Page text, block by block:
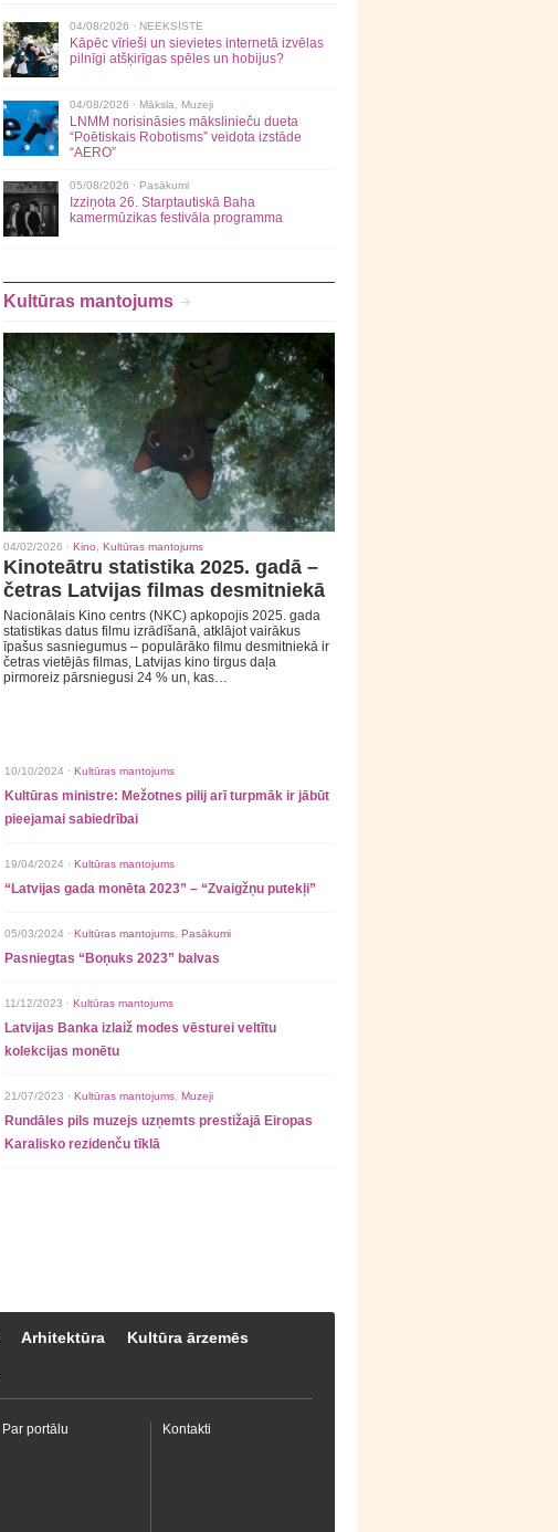
04/08/2026 · NEEKSISTE
Kāpēc vīrieši un sievietes internetā izvēlas
pilnīgi atšķirīgas spēles un hobijus?
04/08/2026 · Māksla Muzeji
LNMM norisināsies mākslinieču dueta
“Poētiskais Robotisms” veidota izstāde
“AERO”
05/08/2026 · Pasākumi
Izziņota 26. Starptautiskā Baha
kamermūzikas festivāla programma
Kultūras mantojums
04/02/2026 · Kino Kultūras mantojums
Kinoteātru statistika 2025. gadā –
četras Latvijas filmas desmitniekā
Nacionālais Kino centrs (NKC) apkopojis 2025. gada
statistikas datus filmu izrādīšanā, atklājot vairākus
īpašus sasniegumus – populārāko filmu desmitniekā ir
četras vietējās filmas, Latvijas kino tirgus daļa
pirmoreiz pārsniegusi 24 % un, kas…
10/10/2024 · Kultūras mantojums
Kultūras ministre: Mežotnes pilij arī turpmāk ir jābūt
pieejamai sabiedrībai
19/04/2024 · Kultūras mantojums
“Latvijas gada monēta 2023” – “Zvaigžņu putekļi”
05/03/2024 · Kultūras mantojums Pasākumi
Pasniegtas “Boņuks 2023” balvas
11/12/2023 · Kultūras mantojums
Latvijas Banka izlaiž modes vēsturei veltītu
kolekcijas monētu
21/07/2023 · Kultūras mantojums Muzeji
Rundāles pils muzejs uzņemts prestižajā Eiropas
Karalisko rezidenču tīklā
Arhitektūra Kultūra ārzemēs
Par portālu Kontakti